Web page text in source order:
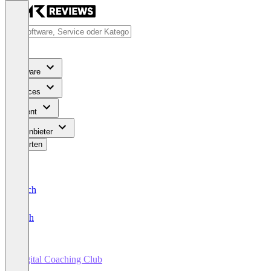
Software
Services
Content
Für Anbieter
Bewerten
Deutsch
English
Digital Coaching Club